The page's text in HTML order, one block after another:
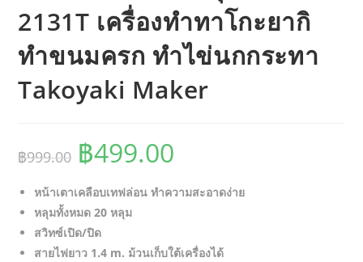
2131T เครื่องทำทาโกะยากิ
ทำขนมครก ทำไข่นกกระทา
Takoyaki Maker
฿999.00 Original
price
was:
฿999.00.
฿499.00
price
is:
หน้าเตาเคลือบเทฟล่อน ทำความสะอาดง่าย
หลุมทั้งหมด 20 หลุม
สวิทซ์เปิด/ปิด
สายไฟยาว 1.4 m. ม้วนเก็บใต้เครื่องได้